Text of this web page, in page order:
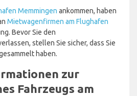
Memmingen ankommen, haben
Mietwagenfirmen am Flughafen
Bevor Sie den
stellen Sie sicher, dass Sie
haben.
zur
Fahrzeugs am